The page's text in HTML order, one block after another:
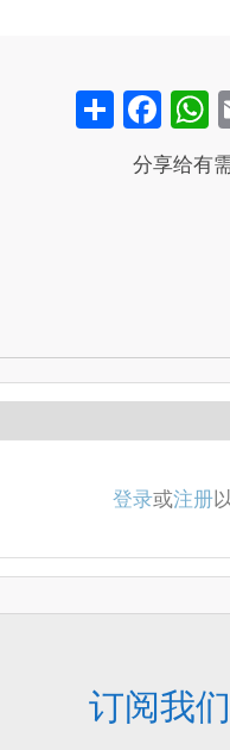
Share
分享给有
登录或注册
订阅我